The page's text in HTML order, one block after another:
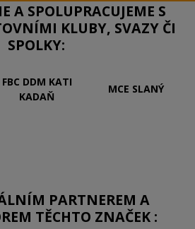
A SPOLUPRACUJEME S
KLUBY, SVAZY ČI
SPOLKY:
FBC DDM KATI
KADAŇ
MCE SLANÝ
PARTNEREM A
TĚCHTO ZNAČEK :